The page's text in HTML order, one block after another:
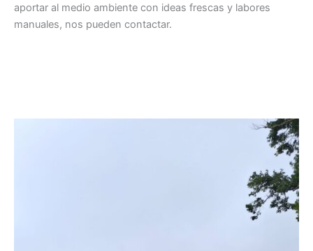
aportar al medio ambiente con ideas frescas y labores
manuales, nos pueden contactar.